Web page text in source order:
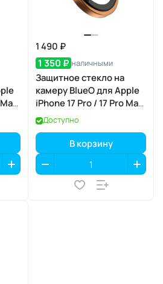
1 490 ₽
1 350 ₽ наличными
Защитное стекло на
камеру BlueO для Apple
iPhone 17 Pro / 17 Pro Max,
Aluminium, 3 шт., Orange
(оранжевый), с
аппликатором
Доступно
В корзину